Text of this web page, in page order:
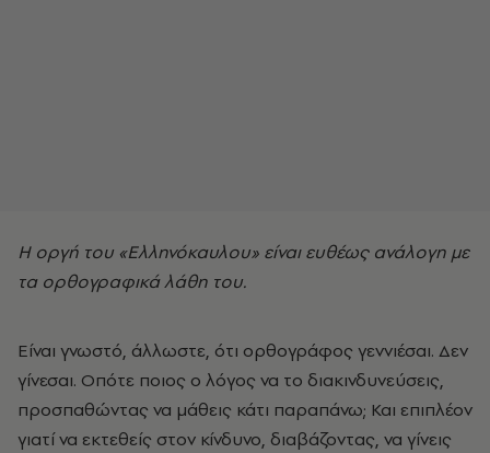
Η οργή του «Ελληνόκαυλου» είναι ευθέως ανάλογη με
τα ορθογραφικά λάθη του.
Είναι γνωστό, άλλωστε, ότι ορθογράφος γεννιέσαι. Δεν
γίνεσαι. Οπότε ποιος ο λόγος να το διακινδυνεύσεις,
προσπαθώντας να μάθεις κάτι παραπάνω; Και επιπλέον
γιατί να εκτεθείς στον κίνδυνο, διαβάζοντας, να γίνεις